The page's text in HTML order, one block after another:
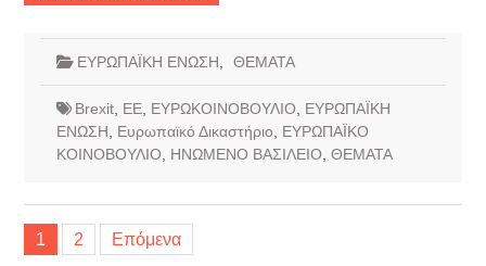
ΕΥΡΩΠΑΪΚΗ ΕΝΩΣΗ ΘΕΜΑΤΑ
Brexit, ΕΕ, ΕΥΡΩΚΟΙΝΟΒΟΥΛΙΟ
ΕΥΡΩΠΑΪΚΗ
ΕΝΩΣΗ
Ευρωπαϊκό Δικαστήριο
ΕΥΡΩΠΑΪΚΟ
ΚΟΙΝΟΒΟΥΛΙΟ
ΗΝΩΜΕΝΟ ΒΑΣΙΛΕΙΟ ΘΕΜΑΤΑ
Σελιδοποίηση
άρθρων
1 2 Επόμενα